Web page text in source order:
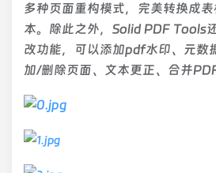
多种页面重构模式，完美转换成
本。除此之外，Solid PDF Tools
改功能，可以添加pdf水印、元数
加/删除页面、文本更正、合并PDF